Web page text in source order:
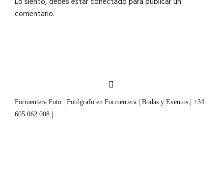
comentario.
Formentera Foto | Fotógrafo en Formentera | Bodas y Eventos | +34
605 062 008 |